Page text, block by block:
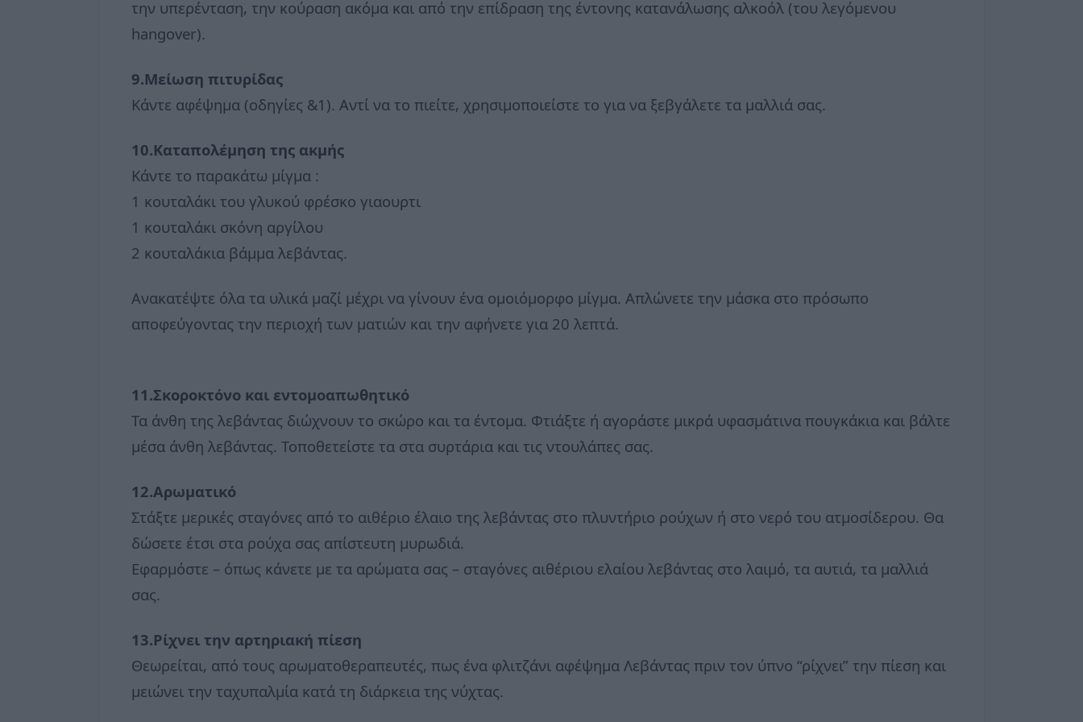
την υπερένταση, την κούραση ακόμα και από την επίδραση της έντονης κατανάλωσης αλκοόλ (του λεγόμενου
hangover).
9.Μείωση πιτυρίδας
Κάντε αφέψημα (οδηγίες &1). Αντί να το πιείτε, χρησιμοποιείστε το για να ξεβγάλετε τα μαλλιά σας.
10.Καταπολέμηση της ακμής
Κάντε το παρακάτω μίγμα :
1 κουταλάκι του γλυκού φρέσκο γιαουρτι
1 κουταλάκι σκόνη αργίλου
2 κουταλάκια βάμμα λεβάντας.
Ανακατέψτε όλα τα υλικά μαζί μέχρι να γίνουν ένα ομοιόμορφο μίγμα. Απλώνετε την μάσκα στο πρόσωπο
αποφεύγοντας την περιοχή των ματιών και την αφήνετε για 20 λεπτά.
11.Σκοροκτόνο και εντομοαπωθητικό
Τα άνθη της λεβάντας διώχνουν το σκώρο και τα έντομα. Φτιάξτε ή αγοράστε μικρά υφασμάτινα πουγκάκια και βάλτε
μέσα άνθη λεβάντας. Τοποθετείστε τα στα συρτάρια και τις ντουλάπες σας.
12.Αρωματικό
Στάξτε μερικές σταγόνες από το αιθέριο έλαιο της λεβάντας στο πλυντήριο ρούχων ή στο νερό του ατμοσίδερου. Θα
δώσετε έτσι στα ρούχα σας απίστευτη μυρωδιά.
Εφαρμόστε – όπως κάνετε με τα αρώματα σας – σταγόνες αιθέριου ελαίου λεβάντας στο λαιμό, τα αυτιά, τα μαλλιά
σας.
13.Ρίχνει την αρτηριακή πίεση
Θεωρείται, από τους αρωματοθεραπευτές, πως ένα φλιτζάνι αφέψημα Λεβάντας πριν τον ύπνο “ρίχνει” την πίεση και
μειώνει την ταχυπαλμία κατά τη διάρκεια της νύχτας.